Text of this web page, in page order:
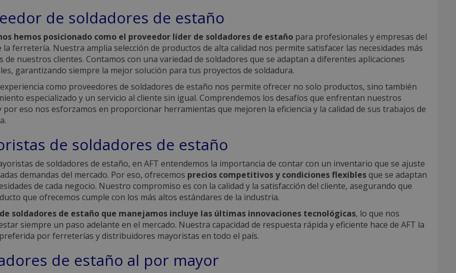
de soldadores de estaño
hemos posicionado como el proveedor líder de soldadores de estaño para profesionales y empresas del
la ferretería. Nuestra amplia selección de productos de alta calidad nos permite satisfacer las necesidades más
de nuestros clientes. Contamos con una variedad de soldadores que se adaptan a diferentes aplicaciones
garantizando siempre la mejor solución para tus proyectos de soldadura.
como proveedores de soldadores de estaño nos permite ofrecer no solo productos, sino también
especializado y un servicio al cliente sin igual. Comprendemos los desafíos que enfrentan nuestros
por eso nos esforzamos en proporcionar herramientas que mejoren la eficiencia y la calidad de sus trabajos de
de soldadores de estaño
de soldadores de estaño, en AFT entendemos la importancia de contar con un inventario que se ajuste
demandas del mercado. Por eso, ofrecemos precios competitivos y condiciones flexiblesque se adaptan
de cada negocio. Nuestro compromiso es con la calidad y la satisfacción del cliente, asegurando que
que ofrecemos cumple con los más altos estándares de la industria.
soldadores de estaño que manejamos incluye las últimas innovaciones tecnológicas, lo que nos
siempre un paso adelante en el mercado. Nuestra capacidad de respuesta rápida y eficiente hace de AFT la
por ferreterías y distribuidores mayoristas en todo el país.
de estaño al por mayor